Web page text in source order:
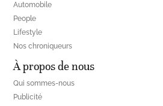
Automobile
People
Lifestyle
Nos chroniqueurs
À propos de nous
Qui sommes-nous
Publicité